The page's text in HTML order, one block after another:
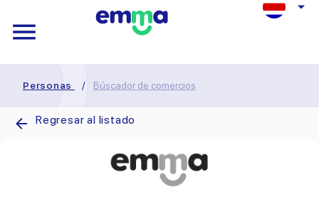
Personas / Búscador de comercios
Regresar al listado